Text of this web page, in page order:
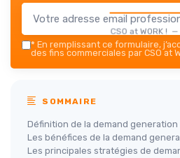
CSO at WORK ! —
* En remplissant ce formulaire,
des fins commerciales par CSO at
SOMMAIRE
Définition de la demand generation
Les bénéfices de la demand
Les principales stratégies de